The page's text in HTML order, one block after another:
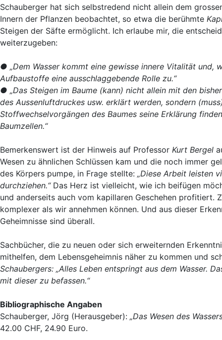
Schauberger hat sich selbstredend nicht allein dem
Innern der Pflanzen beobachtet, so etwa die berühmte
Steigen der Säfte ermöglicht. Ich erlaube mir, die
weiterzugeben:
● „Dem Wasser kommt eine gewisse innere Vitalität und,
Aufbaustoffe eine ausschlaggebende Rolle zu.“
● „Das Steigen im Baume (kann) nicht allein mit den
des Aussenluftdruckes usw. erklärt werden, sondern
Stoffwechselvorgängen des Baumes seine Erklärung
Baumzellen.“
Bemerkenswert ist der Hinweis auf Professor Kurt Bergel
Wesen zu ähnlichen Schlüssen kam und die noch immer
des Körpers pumpe, in Frage stellte: „Diese Arbeit leisten
durchziehen.“Das Herz ist vielleicht, wie ich beifügen
und anderseits auch vom kapillaren Geschehen profitiert.
komplexer als wir annehmen können. Und aus dieser
Geheimnisse sind überall.
Sachbücher, die zu neuen oder sich erweiternden
mithelfen, dem Lebensgeheimnis näher zu kommen und
Schaubergers: „Alles Leben entspringt aus dem Wasser.
mit dieser zu befassen.“
Bibliographische Angaben
Schauberger, Jörg (Herausgeber): „Das Wesen des
42.00 CHF, 24.90 Euro.